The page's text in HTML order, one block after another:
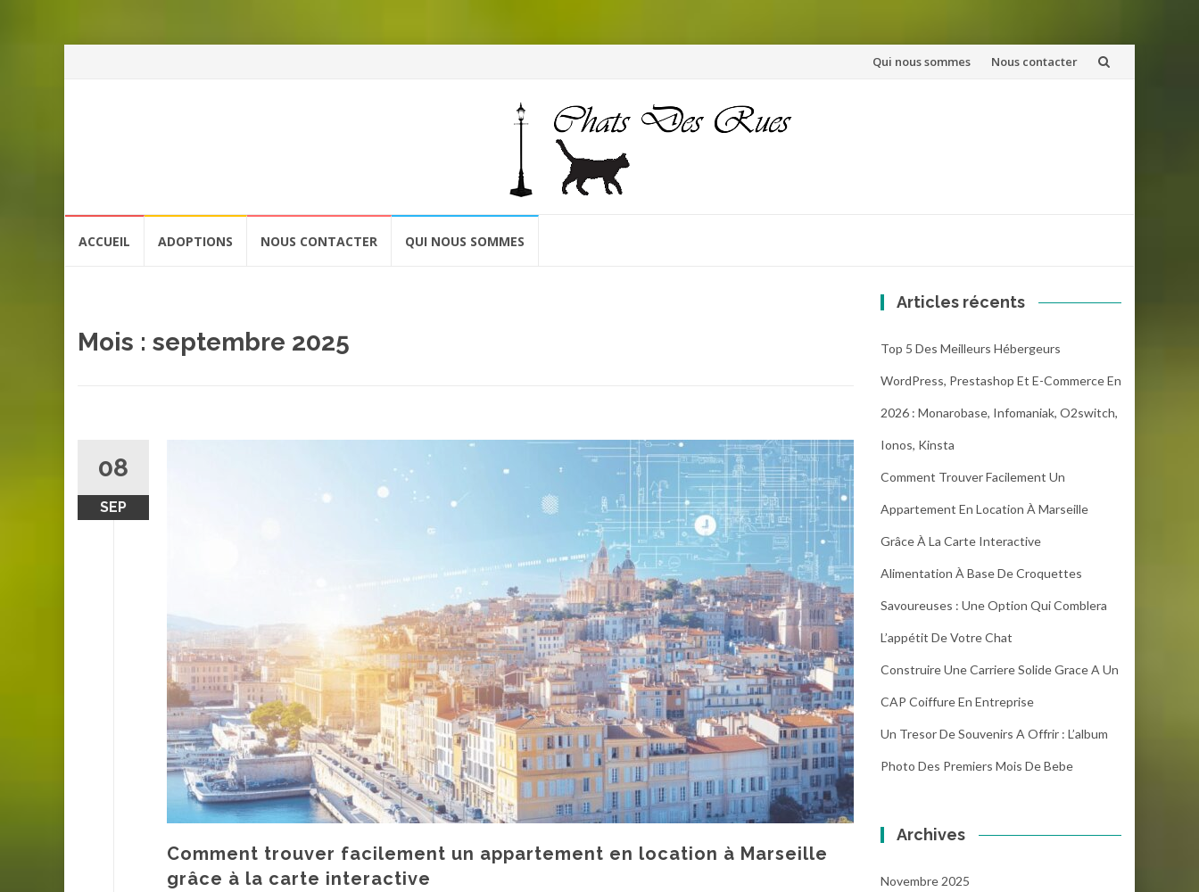
Aller
Qui nous sommes Nous contacter
ACCUEIL ADOPTIONS NOUS CONTACTER QUI NOUS SOMMES
Mois : septembre 2025
08
SEP
Comment trouver facilement un appartement en location à Marseille
grâce à la carte interactive
Articles récents
Top 5 Des Meilleurs Hébergeurs
WordPress, Prestashop Et E-Commerce En
2026 : Monarobase, Infomaniak, O2switch,
Ionos, Kinsta
Comment Trouver Facilement Un
Appartement En Location À Marseille
Grâce À La Carte Interactive
Alimentation À Base De Croquettes
Savoureuses : Une Option Qui Comblera
L’appétit De Votre Chat
Construire Une Carriere Solide Grace A Un
CAP Coiffure En Entreprise
Un Tresor De Souvenirs A Offrir : L’album
Photo Des Premiers Mois De Bebe
Archives
Novembre 2025